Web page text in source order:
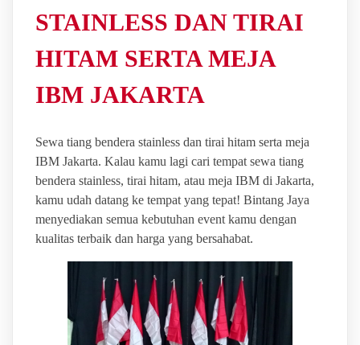
STAINLESS DAN TIRAI
HITAM SERTA MEJA
IBM JAKARTA
Sewa tiang bendera stainless dan tirai hitam serta meja
IBM Jakarta. Kalau kamu lagi cari tempat sewa tiang
bendera stainless, tirai hitam, atau meja IBM di Jakarta,
kamu udah datang ke tempat yang tepat! Bintang Jaya
menyediakan semua kebutuhan event kamu dengan
kualitas terbaik dan harga yang bersahabat.